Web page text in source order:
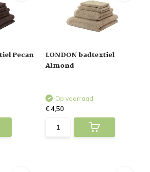
Pecan
LONDON badtextiel
Almond
Op voorraad
€ 4,50